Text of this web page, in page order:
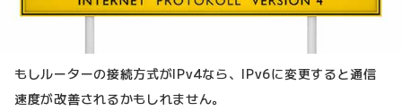
もしルーターの接続方式がIPv4なら、IPv6に変更すると通信
速度が改善されるかもしれません。